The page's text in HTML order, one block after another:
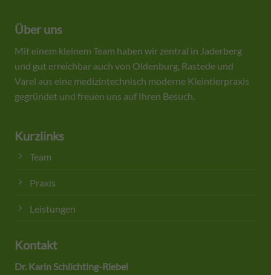
Über uns
Mit einem kleinem Team haben wir zentral in Jaderberg
und gut erreichbar auch von Oldenburg, Rastede und
Varel aus eine medizintechnisch moderne Kleintierpraxis
gegründet und freuen uns auf Ihren Besuch.
Kurzlinks
Team
Praxis
Leistungen
Kontakt
Dr. Karin Schlichting-Riebel